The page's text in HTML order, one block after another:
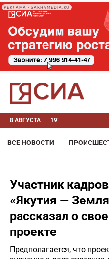
РЕКЛАМА • SAKHAMEDIA.RU
8 АВГУСТА 19°
ВСЕ НОВОСТИ
Участник
«Якутия —
рассказал о
проекте
Предполагается, что